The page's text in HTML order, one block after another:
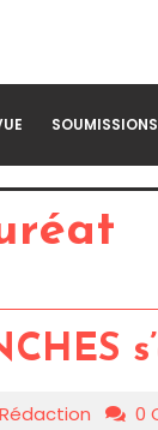
SOUMISSIONS
Rédaction 0